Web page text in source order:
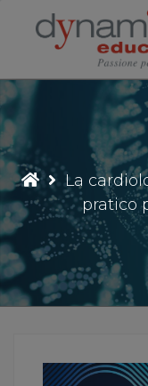
contenuto
La
pratico